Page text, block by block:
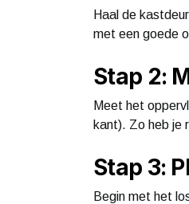
Haal de
met een goede
Stap 2:
Meet het
kant). Zo heb je
Stap 3:
Begin met het